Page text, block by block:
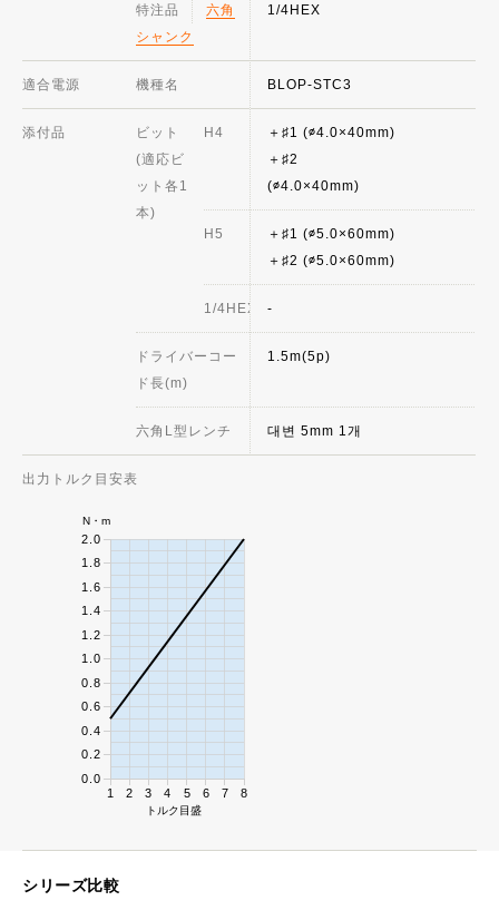
特注品
六角
シャンク
適合電源 機種名
添付品
ビット
(適応ビ
ット各1
本)
H4
H5
1/4HEX
ドライバーコー
ド長(m)
六角L型レンチ
出力トルク目安表
1/4HEX
BLOP-STC3
＋♯1 (∅4.0×40mm)
＋♯2
＋♯1 (∅5.0×60mm)
＋♯2 (∅5.0×60mm)
-
1.5m(5p)
대변 5mm 1개
1 2 3 4 5 6 7 8
トルク目盛
0.0
0.2
0.4
0.6
0.8
1.0
1.2
1.4
1.6
1.8
2.0
N・m
シリーズ比較